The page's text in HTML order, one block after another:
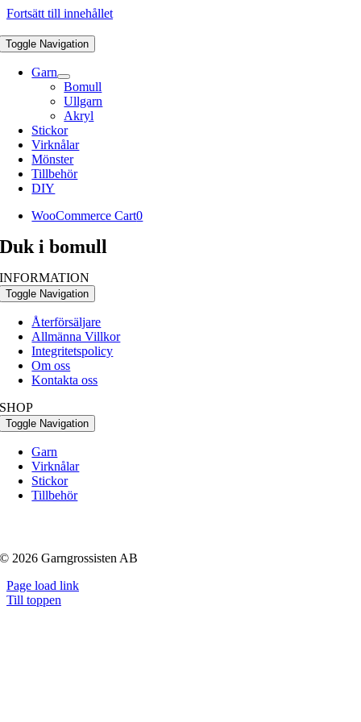
Fortsätt till innehållet
Toggle Navigation
Garn
Bomull
Ullgarn
Akryl
Stickor
Virknålar
Mönster
Tillbehör
DIY
WooCommerce Cart0
Duk i bomull
INFORMATION
Toggle Navigation
Återförsäljare
Allmänna Villkor
Integritetspolicy
Om oss
Kontakta oss
SHOP
Toggle Navigation
Garn
Virknålar
Stickor
Tillbehör
© 2026 Garngrossisten AB
Page load link
Till toppen